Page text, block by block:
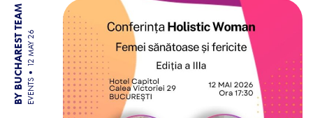
BY BUCHAREST TEAM EVENTS
12 MAY 26